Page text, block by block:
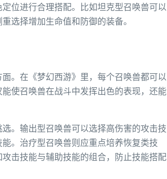
位进行合理搭配。比如坦克型召唤兽可以
选择增加生命值和防御的装备。
。在《梦幻西游》里，每个召唤兽都可以
使召唤兽在战斗中发挥出色的表现，还能
。输出型召唤兽可以选择高伤害的攻击技
。治疗型召唤兽则应重点培养恢复类技
击技能与辅助技能的组合，防止技能搭配